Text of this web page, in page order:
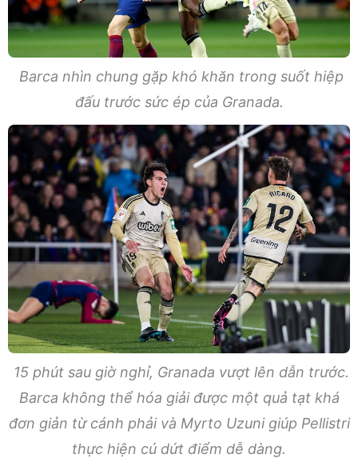
Barca nhìn chung gặp khó khăn trong suốt hiệp
đấu trước sức ép của Granada.
15 phút sau giờ nghỉ, Granada vượt lên dẫn trước.
Barca không thể hóa giải được một quả tạt khá
đơn giản từ cánh phải và Myrto Uzuni giúp Pellistri
thực hiện cú dứt điểm dễ dàng.